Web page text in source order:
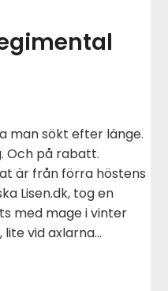
man sökt efter länge.
Och på rabatt.
är från förra höstens
Lisen.dk, tog en
med mage i vinter
lite vid axlarna…